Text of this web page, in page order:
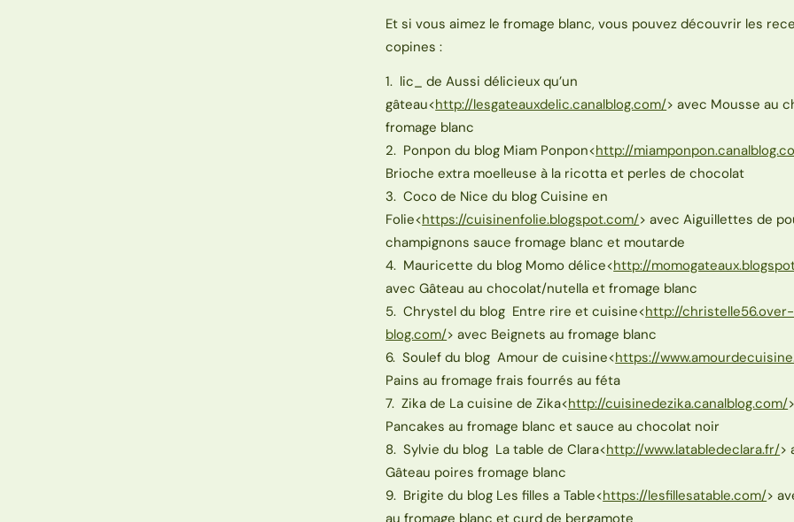
Et si vous aimez le fromage blanc, vous pouvez découvrir les
copines :
1. lic_ de Aussi délicieux qu’un
gâteau<http://lesgateauxdelic.canalblog.com/> avec Mousse au
fromage blanc
2. Ponpon du blog Miam Ponpon<http://
Brioche extra moelleuse à la ricotta et perles de chocolat
3. Coco de Nice du blog Cuisine en
Folie<https://cuisinenfolie.blogspot.com/> avec Aiguillettes de
champignons sauce fromage blanc et moutarde
4. Mauricette du blog Momo délice<http://
avec Gâteau au chocolat/nutella et fromage blanc
5. Chrystel du blog Entre rire et cuisine<http://christelle56.over-
blog.com/> avec Beignets au fromage blanc
6. Soulef du blog Amour de cuisine<https://
Pains au fromage frais fourrés au féta
7. Zika de La cuisine de Zika<http://cuisinedezika.canalblog.com/
Pancakes au fromage blanc et sauce au chocolat noir
8. Sylvie du blog La table de Clara<http://www.latabledeclara.fr/>
Gâteau poires fromage blanc
9. Brigite du blog Les filles a Table<https://lesfillesatable.com/>
au fromage blanc et curd de bergamote